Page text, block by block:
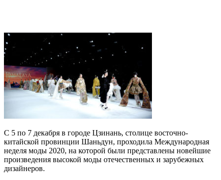
С 5 по 7 декабря в городе Цзинань, столице восточно-
китайской провинции Шаньдун, проходила Международная
неделя моды 2020, на которой были представлены новейшие
произведения высокой моды отечественных и зарубежных
дизайнеров.